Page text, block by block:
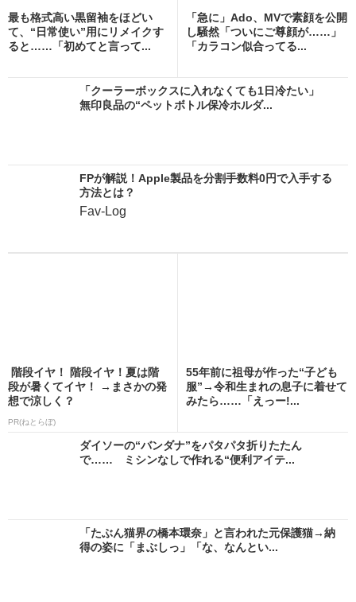
最も格式高い黒留袖をほどい
て、“日常使い”用にリメイクす
ると……「初めてと言って...
「急に」Ado、MVで素顔を公開
し騒然「ついにご尊顔が……」
「カラコン似合ってる...
「クーラーボックスに入れなくても1日冷たい」
無印良品の“ペットボトル保冷ホルダ...
FPが解説！Apple製品を分割手数料0円で入手する
方法とは？
Fav-Log
階段イヤ！ 階段イヤ！夏は階
段が暑くてイヤ！ →まさかの発
想で涼しく？
PR(ねとらぼ)
55年前に祖母が作った“子ども
服”→令和生まれの息子に着せて
みたら……「えっー!...
ダイソーの“バンダナ”をパタパタ折りたたん
で…… ミシンなしで作れる“便利アイテ...
「たぶん猫界の橋本環奈」と言われた元保護猫→納
得の姿に「まぶしっ」「な、なんとい...